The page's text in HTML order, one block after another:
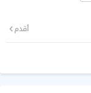
أقدم